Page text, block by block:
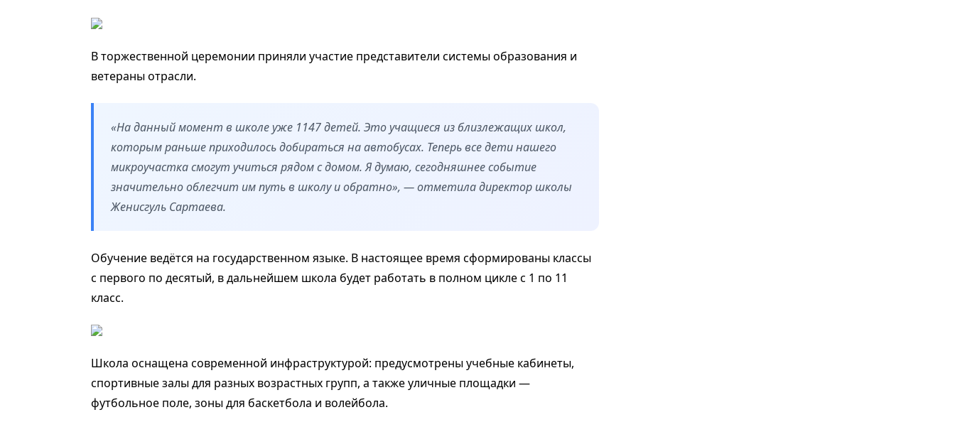
В торжественной церемонии приняли участие представители системы образования и
ветераны отрасли.
«На данный момент в школе уже 1147 детей. Это учащиеся из близлежащих школ,
которым раньше приходилось добираться на автобусах. Теперь все дети нашего
микроучастка смогут учиться рядом с домом. Я думаю, сегодняшнее событие
значительно облегчит им путь в школу и обратно», — отметила директор школы
Женисгуль Сартаева.
Обучение ведётся на государственном языке. В настоящее время сформированы классы
с первого по десятый, в дальнейшем школа будет работать в полном цикле с 1 по 11
класс.
Школа оснащена современной инфраструктурой: предусмотрены учебные кабинеты,
спортивные залы для разных возрастных групп, а также уличные площадки —
футбольное поле, зоны для баскетбола и волейбола.